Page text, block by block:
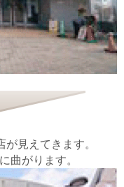
見えてきます。
曲がります。